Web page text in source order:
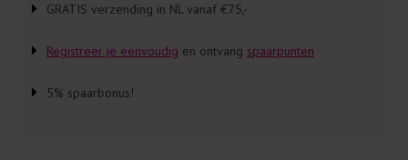
GRATIS verzending in NL vanaf €75,-
Registreer je eenvoudig en ontvang spaarpunten
5% spaarbonus!